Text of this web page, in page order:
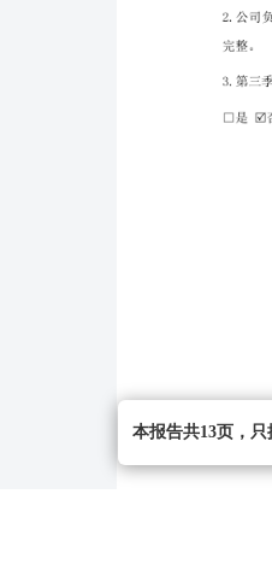
本报告共13页，